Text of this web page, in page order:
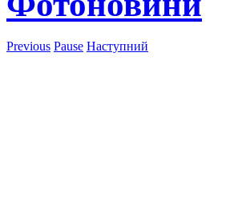
Previous Pause Наступний